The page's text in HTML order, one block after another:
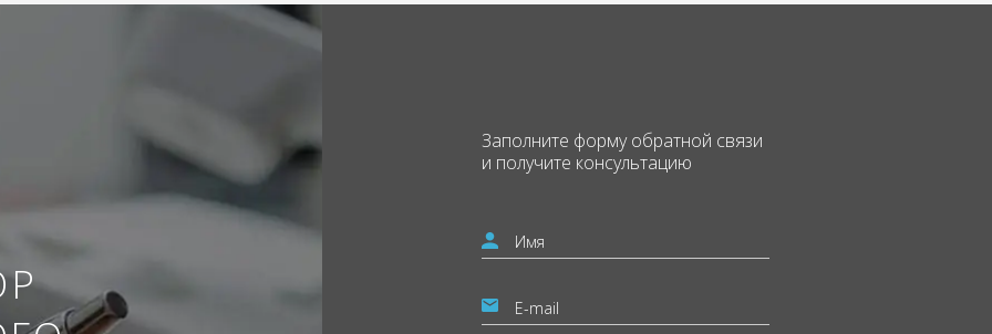
Заполните формуобратной связи
и получите консультацию